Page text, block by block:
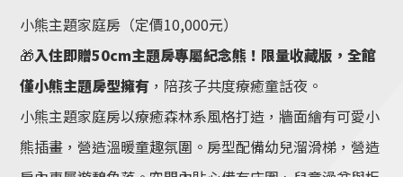
小熊主題家庭房（定價10,000元）
🎁入住即贈50cm主題房專屬紀念熊！限量收藏版，全館
僅小熊主題房型擁有 ，陪孩子共度療癒童話夜。
小熊主題家庭房以療癒森林系風格打造，牆面繪有可愛小
熊插畫，營造溫暖童趣氛圍。房型配備幼兒溜滑梯，營造